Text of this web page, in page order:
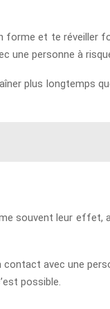
forme et te réveiller
une personne à
plus longtemps
souvent leur effet,
avec une
possible.